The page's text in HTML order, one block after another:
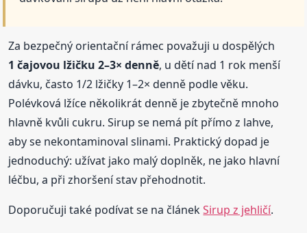
Za bezpečný orientační rámec považuji u dospělých
1 čajovou lžičku 2–3× denně, u dětí nad 1 rok menší
dávku, často 1/2 lžičky 1–2× denně podle věku.
Polévková lžíce několikrát denně je zbytečně mnoho
hlavně kvůli cukru. Sirup se nemá pít přímo z lahve,
aby se nekontaminoval slinami. Praktický dopad je
jednoduchý: užívat jako malý doplněk, ne jako hlavní
léčbu, a při zhoršení stav přehodnotit.
Doporučuji také podívat se na článekSirup z jehličí.